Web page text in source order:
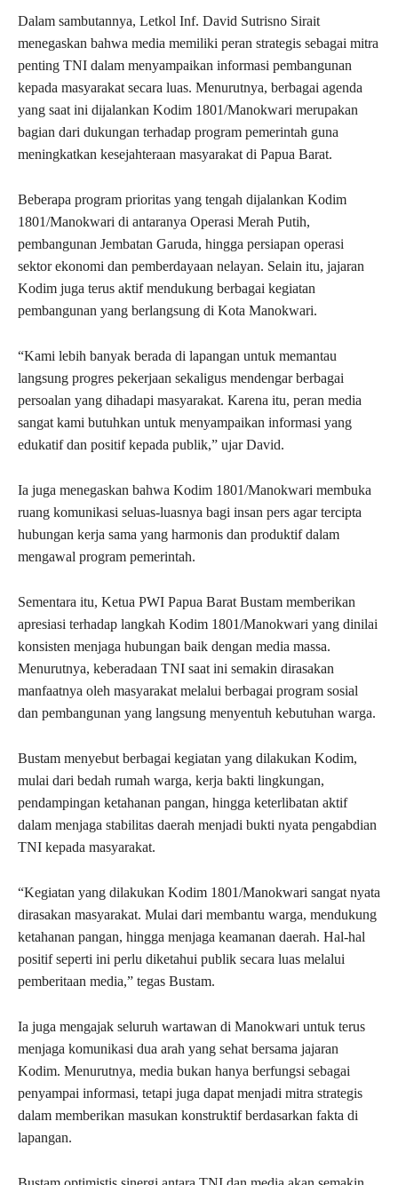
Dalam sambutannya, Letkol Inf. David Sutrisno Sirait
menegaskan bahwa media memiliki peran strategis sebagai mitra
penting TNI dalam menyampaikan informasi pembangunan
kepada masyarakat secara luas. Menurutnya, berbagai agenda
yang saat ini dijalankan Kodim 1801/Manokwari merupakan
bagian dari dukungan terhadap program pemerintah guna
meningkatkan kesejahteraan masyarakat di Papua Barat.
Beberapa program prioritas yang tengah dijalankan Kodim
1801/Manokwari di antaranya Operasi Merah Putih,
pembangunan Jembatan Garuda, hingga persiapan operasi
sektor ekonomi dan pemberdayaan nelayan. Selain itu, jajaran
Kodim juga terus aktif mendukung berbagai kegiatan
pembangunan yang berlangsung di Kota Manokwari.
“Kami lebih banyak berada di lapangan untuk memantau
langsung progres pekerjaan sekaligus mendengar berbagai
persoalan yang dihadapi masyarakat. Karena itu, peran media
sangat kami butuhkan untuk menyampaikan informasi yang
edukatif dan positif kepada publik,” ujar David.
Ia juga menegaskan bahwa Kodim 1801/Manokwari membuka
ruang komunikasi seluas-luasnya bagi insan pers agar tercipta
hubungan kerja sama yang harmonis dan produktif dalam
mengawal program pemerintah.
Sementara itu, Ketua PWI Papua Barat Bustam memberikan
apresiasi terhadap langkah Kodim 1801/Manokwari yang dinilai
konsisten menjaga hubungan baik dengan media massa.
Menurutnya, keberadaan TNI saat ini semakin dirasakan
manfaatnya oleh masyarakat melalui berbagai program sosial
dan pembangunan yang langsung menyentuh kebutuhan warga.
Bustam menyebut berbagai kegiatan yang dilakukan Kodim,
mulai dari bedah rumah warga, kerja bakti lingkungan,
pendampingan ketahanan pangan, hingga keterlibatan aktif
dalam menjaga stabilitas daerah menjadi bukti nyata pengabdian
TNI kepada masyarakat.
“Kegiatan yang dilakukan Kodim 1801/Manokwari sangat nyata
dirasakan masyarakat. Mulai dari membantu warga, mendukung
ketahanan pangan, hingga menjaga keamanan daerah. Hal-hal
positif seperti ini perlu diketahui publik secara luas melalui
pemberitaan media,” tegas Bustam.
Ia juga mengajak seluruh wartawan di Manokwari untuk terus
menjaga komunikasi dua arah yang sehat bersama jajaran
Kodim. Menurutnya, media bukan hanya berfungsi sebagai
penyampai informasi, tetapi juga dapat menjadi mitra strategis
dalam memberikan masukan konstruktif berdasarkan fakta di
lapangan.